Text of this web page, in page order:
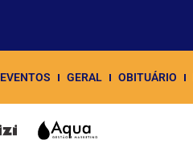
EVENTOS GERAL OBITUÁRIO